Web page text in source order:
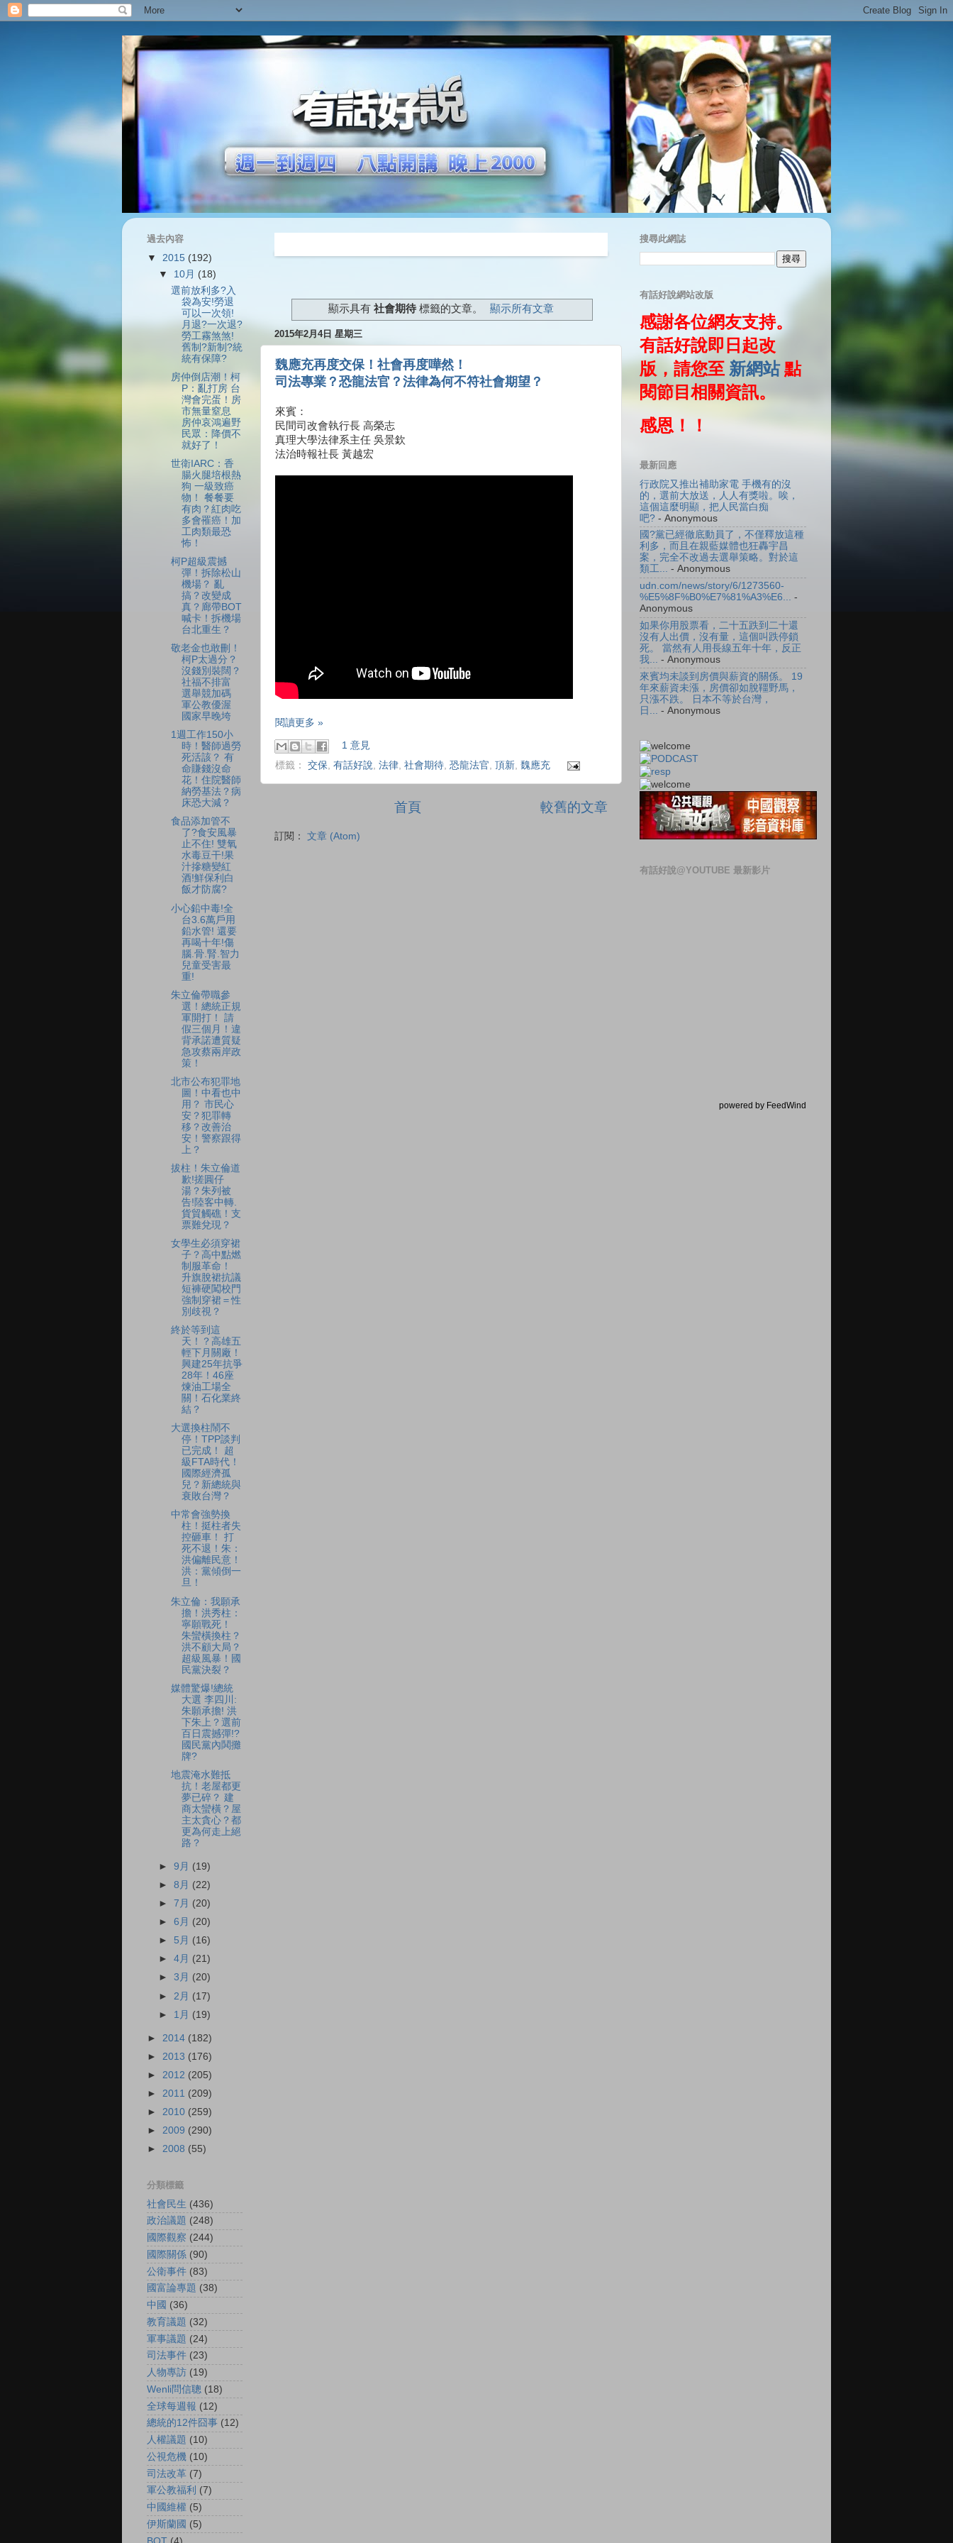
顯示具有社會期待 標籤的文章。 顯示所有文章
2015年2月4日 星期三
魏應充再度交保！社會再度嘩然！
司法專業？恐龍法官？法律為何不符社會期望？
來賓：
民間司改會執行長 高榮志
真理大學法律系主任 吳景欽
法治時報社長 黃越宏
閱讀更多 »
1 意見
標籤： 交保 有話好說 法律 社會期待 恐龍法官 頂新 魏應充
較舊的文章
首頁
訂閱： 文章 (Atom)
過去內容
▼ 2015 (192)
▼ 10月 (18)
選前放利多?入
袋為安!勞退
可以一次領!
月退?一次退?
勞工霧煞煞!
舊制?新制?統
統有保障?
房仲倒店潮！柯
P：亂打房 台
灣會完蛋！房
市無量窒息
房仲哀鴻遍野
民眾：降價不
就好了！
世衛IARC：香
腸火腿培根熱
狗 一級致癌
物！ 餐餐要
有肉？紅肉吃
多會罹癌！加
工肉類最恐
怖！
柯P超級震撼
彈！拆除松山
機場？ 亂
搞？改變成
真？廊帶BOT
喊卡！拆機場
台北重生？
敬老金也敢刪！
柯P太過分？
沒錢別裝闊？
社福不排富
選舉競加碼
軍公教優渥
國家早晚垮
1週工作150小
時！醫師過勞
死活該？ 有
命賺錢沒命
花！住院醫師
納勞基法？病
床恐大減？
食品添加管不
了?食安風暴
止不住! 雙氧
水毒豆干!果
汁摻糖變紅
酒!鮮保利白
飯才防腐?
小心鉛中毒!全
台3.6萬戶用
鉛水管! 還要
再喝十年!傷
腦.骨.腎.智力
兒童受害最
重!
朱立倫帶職參
選！總統正規
軍開打！ 請
假三個月！違
背承諾遭質疑
急攻蔡兩岸政
策！
北市公布犯罪地
圖！中看也中
用？ 市民心
安？犯罪轉
移？改善治
安！警察跟得
上？
拔柱！朱立倫道
歉!搓圓仔
湯？朱列被
告!陸客中轉.
貨貿觸礁！支
票難兌現？
女學生必須穿裙
子？高中點燃
制服革命！
升旗脫裙抗議
短褲硬闖校門
強制穿裙＝性
別歧視？
終於等到這
天！？高雄五
輕下月關廠！
興建25年抗爭
28年！46座
煉油工場全
關！石化業終
結？
大選換柱鬧不
停！TPP談判
已完成！ 超
級FTA時代！
國際經濟孤
兒？新總統與
衰敗台灣？
中常會強勢換
柱！挺柱者失
控砸車！ 打
死不退！朱：
洪偏離民意！
洪：黨傾倒一
旦！
朱立倫：我願承
擔！洪秀柱：
寧願戰死！
朱蠻橫換柱？
洪不顧大局？
超級風暴！國
民黨決裂？
媒體驚爆!總統
大選 李四川:
朱願承擔! 洪
下朱上？選前
百日震撼彈!?
國民黨內鬨攤
牌?
地震淹水難抵
抗！老屋都更
夢已碎？ 建
商太蠻橫？屋
主太貪心？都
更為何走上絕
路？
►9月 (19)
►8月 (22)
►7月 (20)
►6月 (20)
► 5月 (16)
►4月 (21)
►3月 (20)
► 2月 (17)
► 1月 (19)
► 2014 (182)
► 2013 (176)
► 2012 (205)
► 2011 (209)
► 2010 (259)
► 2009 (290)
► 2008 (55)
分類標籤
社會民生 (436)
政治議題 (248)
國際觀察 (244)
國際關係 (90)
公衛事件 (83)
國富論專題 (38)
中國 (36)
教育議題 (32)
軍事議題 (24)
司法事件 (23)
人物專訪 (19)
Wenli問信聰 (18)
全球每週報 (12)
總統的12件囧事 (12)
人權議題 (10)
公視危機 (10)
司法改革 (7)
軍公教福利 (7)
中國維權 (5)
伊斯蘭國 (5)
BOT (4)
搜尋此網誌
有話好說網站改版
感謝各位網友支持。
有話好說即日起改
版，請您至 新網站點
閱節目相關資訊。
感恩！！
最新回應
行政院又推出補助家電 手機有的沒
的，選前大放送，人人有獎啦。唉，
這個這麼明顯，把人民當白痴
吧? - Anonymous
國?黨已經徹底動員了，不僅釋放這種
利多，而且在親藍媒體也狂轟宇昌
案，完全不改過去選舉策略。對於這
類工... - Anonymous
udn.com/news/story/6/1273560-
%E5%8F%B0%E7%81%A3%E6... -
Anonymous
如果你用股票看，二十五跌到二十還
沒有人出價，沒有量，這個叫跌停鎖
死。 當然有人用長線五年十年，反正
我...
- Anonymous
來賓均未談到房價與薪資的關係。 19
年來薪資未漲，房價卻如脫韁野馬，
只漲不跌。 日本不等於台灣，
日...
- Anonymous
有話好說@YOUTUBE 最新影片
powered by FeedWind